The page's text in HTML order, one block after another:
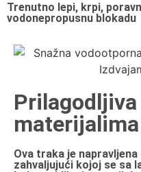
Trenutno lepi, krpi,
vodonepropusnu blokadu
materijalima
Ova traka je
zahvaljujući kojoj se sa